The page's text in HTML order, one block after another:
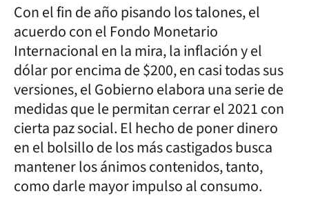
Con el fin de año pisando los talones, el
acuerdo con el Fondo Monetario
Internacional en la mira, la inflación y el
dólar por encima de $200, en casi todas sus
versiones, el Gobierno elabora una serie de
medidas que le permitan cerrar el 2021 con
cierta paz social. El hecho de poner dinero
en el bolsillo de los más castigados busca
mantener los ánimos contenidos, tanto,
como darle mayor impulso al consumo.